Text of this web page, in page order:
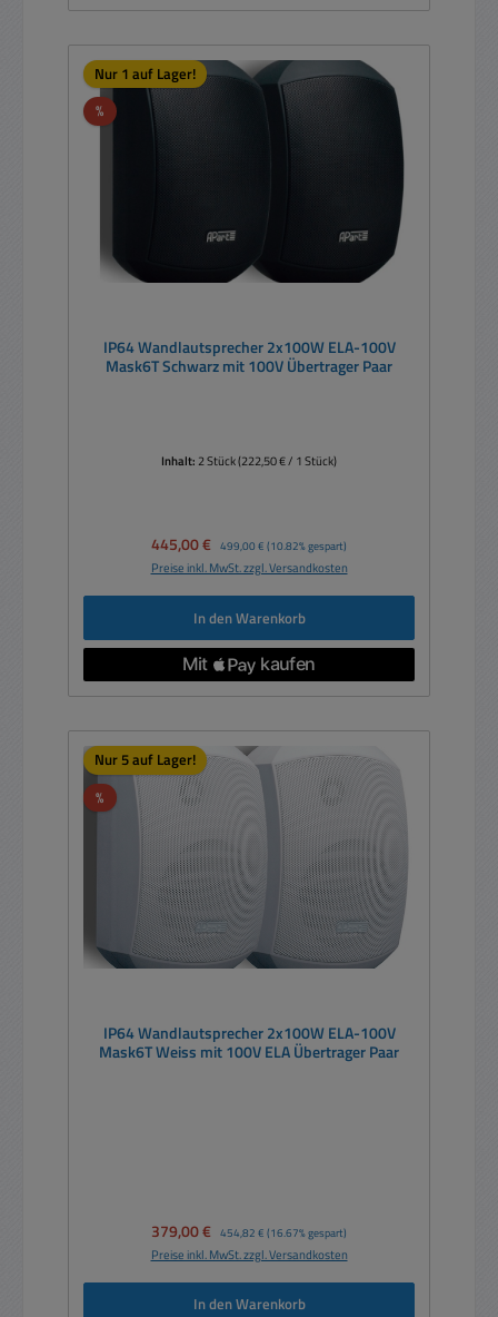
Nur 1 auf Lager!
%Rabatt
IP64 Wandlautsprecher 2x100W ELA-100V
Mask6T Schwarz mit 100V Übertrager Paar
Inhalt:2 Stück(222,50 € / 1 Stück)
Verkaufspreis:
445,00 € Regulärer Preis:
499,00 € (10.82% gespart)
Preise inkl. MwSt. zzgl. Versandkosten
In den Warenkorb
Nur 5 auf Lager!
%Rabatt
IP64 Wandlautsprecher 2x100W ELA-100V
Mask6T Weiss mit 100V ELA Übertrager Paar
Verkaufspreis:
379,00 € Regulärer Preis:
454,82 € (16.67% gespart)
Preise inkl. MwSt. zzgl. Versandkosten
In den Warenkorb